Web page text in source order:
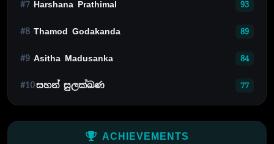
#7 Harshana Prathimal 93
#8 Thamod Godakanda 89
#9 Asitha Madusanka 84
#10සහන් සුලක්ඛණ 77
ACHIEVEMENTS